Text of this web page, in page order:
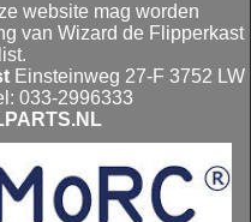
website mag worden
van Wizard de Flipperkast
Einsteinweg 27-F 3752 LW
033-2996333